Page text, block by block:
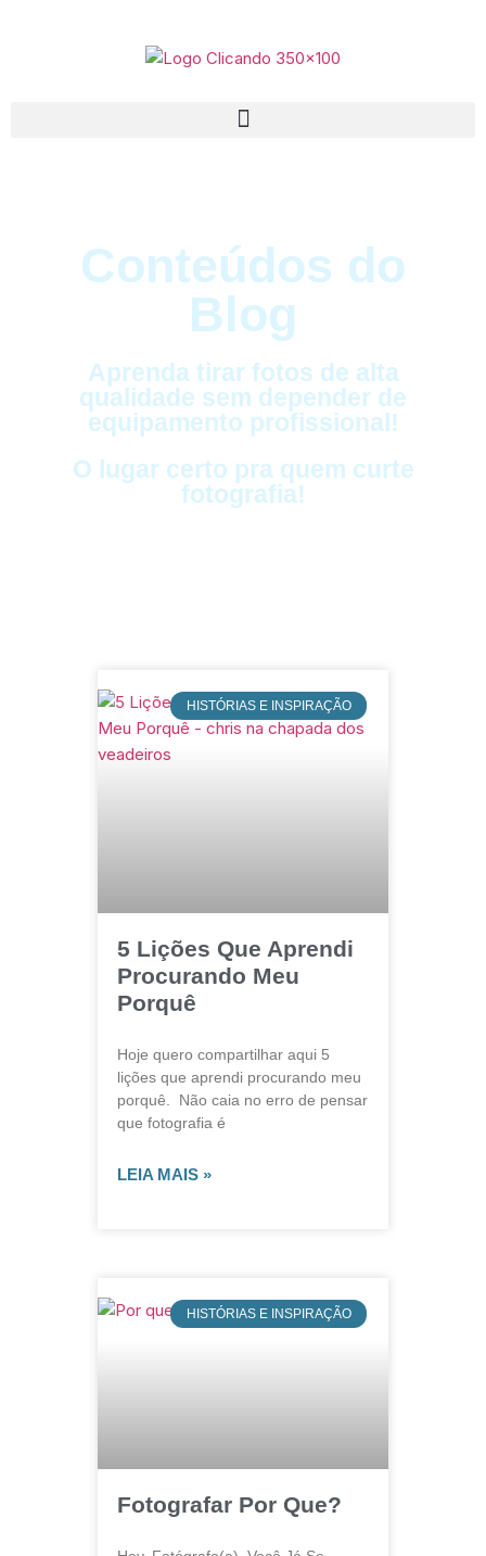
Conteúdos do
Blog
Aprenda tirar fotos de alta
qualidade sem depender de
equipamento profissional!
O lugar certo pra quem curte
fotografia!
HISTÓRIAS E INSPIRAÇÃO
5 Lições Que Aprendi
Procurando Meu
Porquê
Hoje quero compartilhar aqui 5
lições que aprendi procurando meu
porquê. Não caia no erro de pensar
que fotografia é
LEIA MAIS »
HISTÓRIAS E INSPIRAÇÃO
Fotografar Por Que?